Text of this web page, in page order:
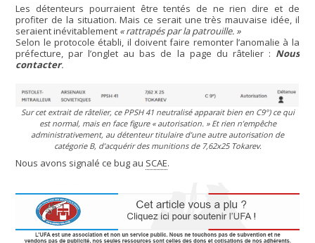
Les détenteurs pourraient être tentés de ne rien dire et de
profiter de la situation. Mais ce serait une très mauvaise idée, il
seraient inévitablement « rattrapés par la patrouille. »
Selon le protocole établi, il doivent faire remonter l’anomalie à la
préfecture, par l’onglet au bas de la page du râtelier : Nous
contacter.
Sur cet extrait de râtelier, ce PPSH 41 neutralisé apparait bien en C9°) ce qui
est normal, mais en face figure « autorisation. »Et rien n’empêche
administrativement, au détenteur titulaire d’une autre autorisation de
catégorie B, d’acquérir des munitions de 7,62x25 Tokarev.
Nous avons signalé ce bug au SCAE.